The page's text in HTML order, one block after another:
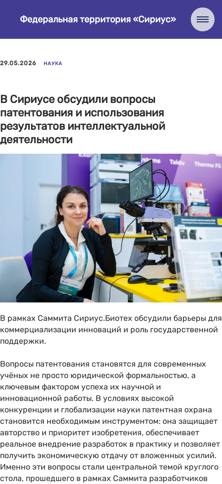
Федеральная территория «Сириус»
29.05.2026 НАУКА
В Сириусе обсудили вопросы
патентования и использования
результатов интеллектуальной
деятельности
В рамках Саммита Сириус.Биотех обсудили барьеры для
коммерциализации инноваций и роль государственной
поддержки.
Вопросы патентования становятся для современных
учёных не просто юридической формальностью, а
ключевым фактором успеха их научной и
инновационной работы. В условиях высокой
конкуренции и глобализации науки патентная охрана
становится необходимым инструментом: она защищает
авторство и приоритет изобретения, обеспечивает
реальное внедрение разработок в практику и позволяет
получить экономическую отдачу от вложенных усилий.
Именно эти вопросы стали центральной темой круглого
стола, прошедшего в рамках Саммита разработчиков